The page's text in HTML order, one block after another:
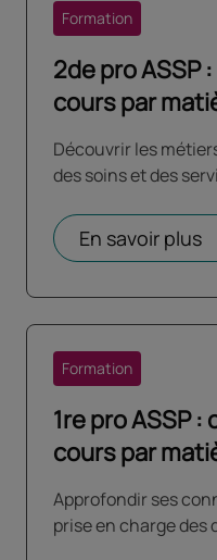
2de pro ASSP : classe complète ou
cours par
Formation
Découvrir les
des soins et des
En savoir plus
1re pro ASSP : classe complète ou
cours par
Formation
Approfondir ses
prise en charge